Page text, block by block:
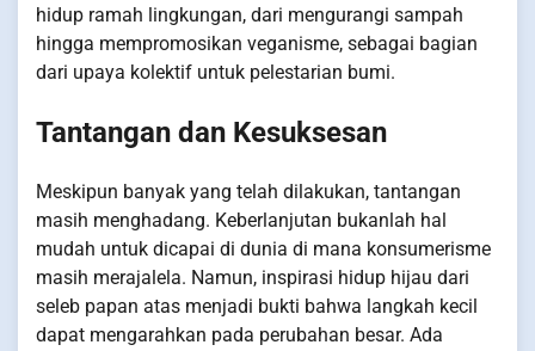
hidup ramah lingkungan, dari mengurangi sampah
hingga mempromosikan veganisme, sebagai bagian
dari upaya kolektif untuk pelestarian bumi.
Tantangan dan Kesuksesan
Meskipun banyak yang telah dilakukan, tantangan
masih menghadang. Keberlanjutan bukanlah hal
mudah untuk dicapai di dunia di mana konsumerisme
masih merajalela. Namun, inspirasi hidup hijau dari
seleb papan atas menjadi bukti bahwa langkah kecil
dapat mengarahkan pada perubahan besar. Ada